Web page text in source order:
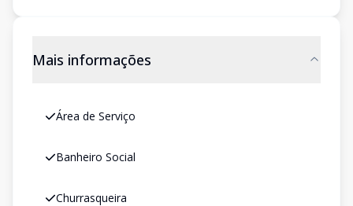
Mais informações
Área de Serviço
Banheiro Social
Churrasqueira